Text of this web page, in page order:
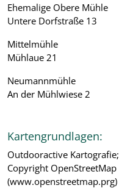
Ehemalige Obere Mühle
Untere Dorfstraße 13
Mittelmühle
Mühlaue 21
Neumannmühle
An der Mühlwiese 2
Kartengrundlagen:
Outdooractive Kartografie;
Copyright OpenStreetMap
(www.openstreetmap.prg)